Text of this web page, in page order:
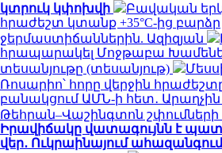
կտրուկ կփոխվի
Բավական
հրաժեշտ կտանք +35°C-ից բարձր
ջերմաստիճաններին. Ազիզյան
հրապարակել Մոջթաբա
տեսանյութը (տեսանյութ)
Ռոսարիո՝ հորը վերջին
բանակցում ԱՄՆ-ի հետ․
Թեհրան–Վաշինգտոն
Իրավիճակը վատագույնն է
վեր․ Ուկրաինայում